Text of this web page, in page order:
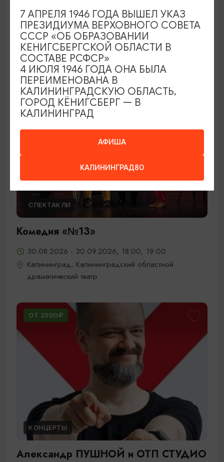
Вячеслав Бутусов и «Орден Славы»
30.08.2026 19:00
Светлогорск, Театр эстрады «Янтарь-холл»
ОТ 500₽ ПУШКИНСКАЯ КАРТА
СПЕКТАКЛИ
Комедия «№13»
30.08.2026 - 30.09.2026, 18:00, 19:00
Калининград, Калининградский областной
драматический театр
ОТ 2500₽
КОНЦЕРТЫ
Александр ПУШНОЙ и ОТП СТУДИО
АФИША
КАЛИНИНГРАД80
7 АПРЕЛЯ 1946 ГОДА ВЫШЕЛ УКАЗ
ПРЕЗИДИУМА ВЕРХОВНОГО СОВЕТА
СССР «ОБ ОБРАЗОВАНИИ
КЕНИГСБЕРГСКОЙ ОБЛАСТИ В
СОСТАВЕ РСФСР»
4 ИЮЛЯ 1946 ГОДА ОНА БЫЛА
ПЕРЕИМЕНОВАНА В
КАЛИНИНГРАДСКУЮ ОБЛАСТЬ,
ГОРОД КЁНИГСБЕРГ — В
КАЛИНИНГРАД